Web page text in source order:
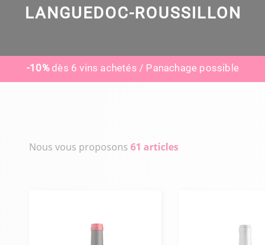
LANGUEDOC-ROUSSILLON
-10%dès 6 vins achetés / Panachage possible
Nous vous proposons 61 articles